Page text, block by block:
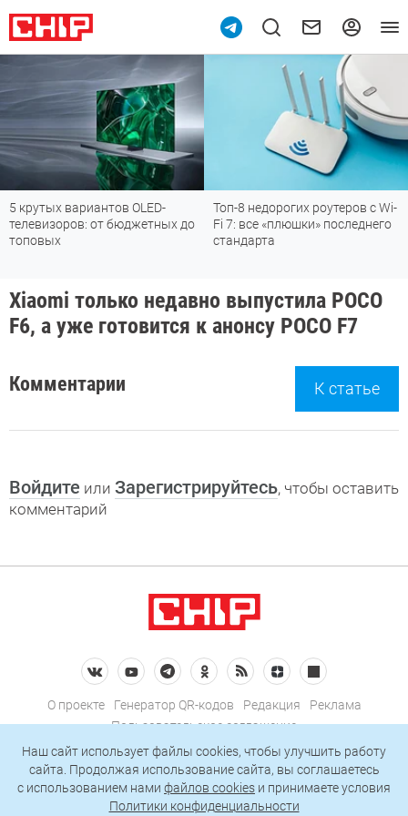
5 крутых вариантов OLED-
телевизоров: от бюджетных до
топовых
Топ-8 недорогих роутеров с Wi-
Fi 7: все «плюшки» последнего
стандарта
Xiaomi только недавно выпустила POCO
F6, а уже готовится к анонсу POCO F7
Комментарии К статье
Войдите или Зарегистрируйтесь, чтобы оставить
комментарий
О проекте Генератор QR-кодов Редакция
Реклама
Пользовательское соглашение
Политика конфиденциальности
Подписаться на рассылку
Наш сайт использует файлы cookies, чтобы улучшить работу
сайта. Продолжая использование сайта, вы соглашаетесь
c использованием нами файлов cookies и принимаете условия
Политики конфиденциальности